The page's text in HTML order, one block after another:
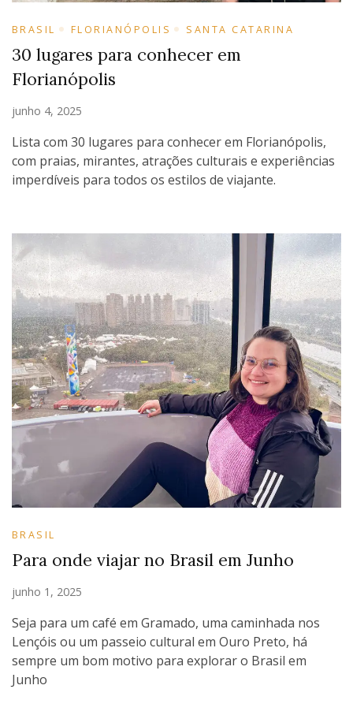
BRASIL FLORIANÓPOLIS SANTA CATARINA
30 lugares para conhecer em
Florianópolis
junho 4, 2025
Lista com 30 lugares para conhecer em Florianópolis,
com praias, mirantes, atrações culturais e experiências
imperdíveis para todos os estilos de viajante.
BRASIL
Para onde viajar no Brasil em Junho
junho 1, 2025
Seja para um café em Gramado, uma caminhada nos
Lençóis ou um passeio cultural em Ouro Preto, há
sempre um bom motivo para explorar o Brasil em
Junho